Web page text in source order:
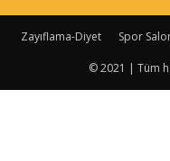
Zayıflama-Diyet Spor
© 2021 | Tüm